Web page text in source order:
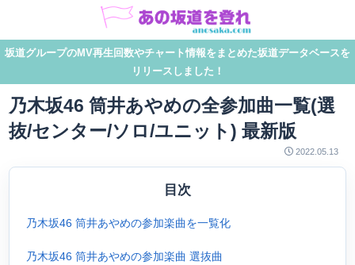
坂道グループのMV再生回数やチャート情報をまとめた坂道データベースを
リリースしました！
乃木坂46 筒井あやめの全参加曲一覧(選
抜/センター/ソロ/ユニット) 最新版
2022.05.13
目次
乃木坂46 筒井あやめの参加楽曲を一覧化
乃木坂46 筒井あやめの参加楽曲 選抜曲